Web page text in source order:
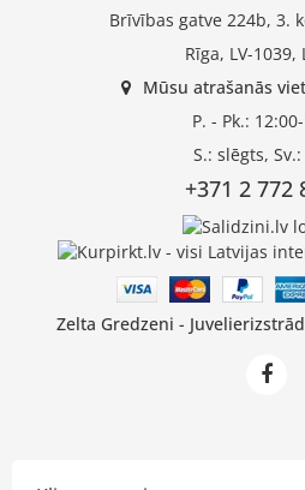
Brīvības gatve 224b, 3.
Rīga, LV-1039,
Mūsu atrašanās
P. - Pk.:
S.: slēgts,
+371 2 772
Zelta Gredzeni -